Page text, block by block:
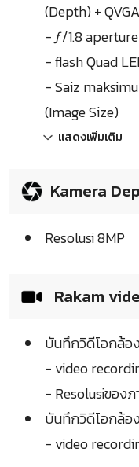
(Depth) + QVGA
- ƒ/1.8 aperture
- flash Quad
- Saiz
(Image Size)
แสดงเพิ่มเติม
Kamera
Resolusi 8MP
Rakam
บันทึกวิดีโอกล้อ
- video
- Resolusiของ
บันทึกวิดีโอกล้อ
- video